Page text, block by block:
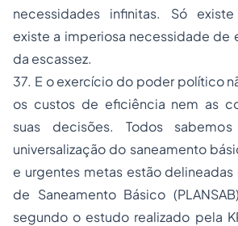
necessidades infinitas. Só existe
existe a imperiosa necessidade de
da escassez.
37. E o exercício do poder político
os custos de eficiência nem as
suas decisões. Todos
universalização do saneamento
e urgentes metas estão delineadas
de Saneamento Básico (PLANSAB)
segundo o estudo realizado pela